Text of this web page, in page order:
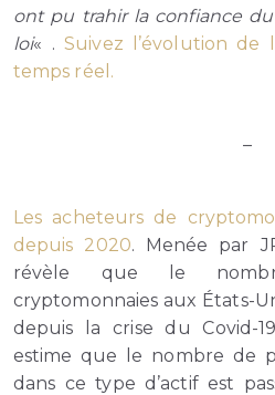
ont pu trahir la confiance
loi« .Suivez l’évolution de
temps réel.
–
Les acheteurs de
depuis 2020. Menée par
révèle que le
cryptomonnaies aux États-
depuis la crise du Covid-
estime que le nombre de
dans ce type d’actif est